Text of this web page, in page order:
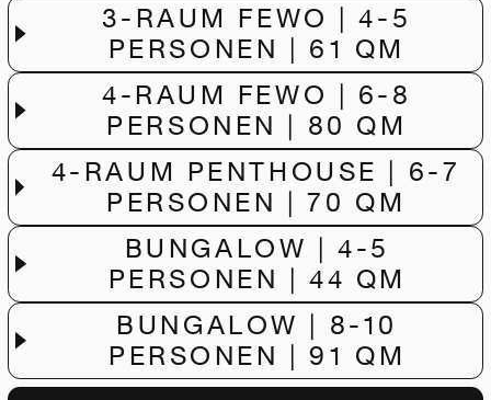
3-RAUM FEWO | 4-5
PERSONEN | 61 QM
4-RAUM FEWO | 6-8
PERSONEN | 80 QM
4-RAUM PENTHOUSE | 6-7
PERSONEN | 70 QM
BUNGALOW | 4-5
PERSONEN | 44 QM
BUNGALOW | 8-10
PERSONEN | 91 QM